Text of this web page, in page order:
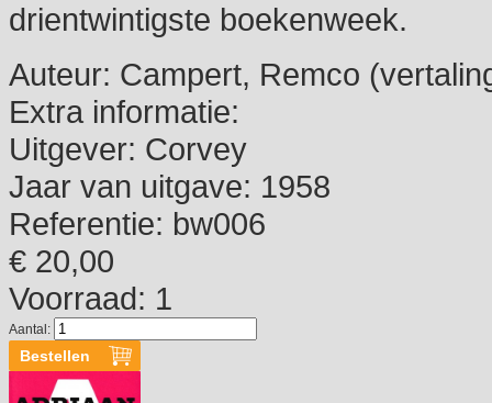
drientwintigste boekenweek.
Auteur: Campert, Remco
Extra informatie:
Uitgever: Corvey
Jaar van uitgave: 1958
Referentie: bw006
€ 20,00
Voorraad: 1
Aantal: